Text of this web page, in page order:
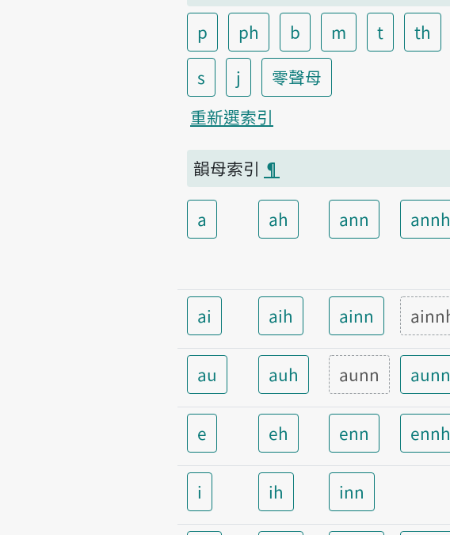
p
ph b m t th
s
j
零聲母
重新選索引
韻母索引 ¶
a ah ann annh
ai aih ainn
au auh aunn
e eh enn ennh
i ih inn